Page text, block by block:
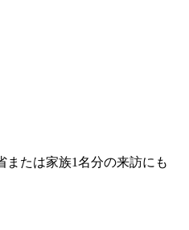
または家族1名分の来訪にも